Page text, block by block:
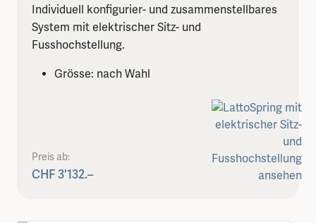
Individuell konfigurier- und zusammenstellbares
System mit elektrischer Sitz- und
Fusshochstellung.
Grösse: nach Wahl
Preis ab:
CHF 3'132.–